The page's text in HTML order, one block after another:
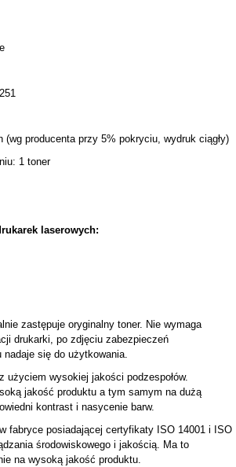
(wg producenta przy 5% pokryciu, wydruk ciągły)
1 toner
laserowych:
zastępuje oryginalny toner. Nie wymaga
drukarki, po zdjęciu zabezpieczeń
nadaje się do użytkowania.
użyciem wysokiej jakości podzespołów.
jakość produktu a tym samym na dużą
kontrast i nasycenie barw.
fabryce posiadającej certyfikaty ISO 14001 i ISO
środowiskowego i jakością. Ma to
na wysoką jakość produktu.